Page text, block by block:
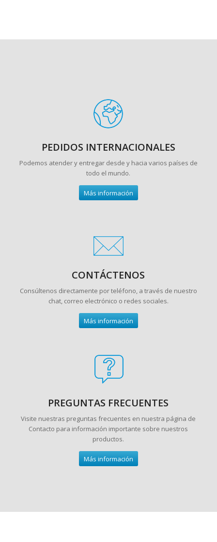
PEDIDOS INTERNACIONALES
Podemos atender y entregar desde y hacia varios países de
todo el mundo.
Más información
CONTÁCTENOS
Consúltenos directamente por teléfono, a través de nuestro
chat, correo electrónico o redes sociales.
Más información
PREGUNTAS FRECUENTES
Visite nuestras preguntas frecuentes en nuestra página de
Contacto para información importante sobre nuestros
productos.
Más información